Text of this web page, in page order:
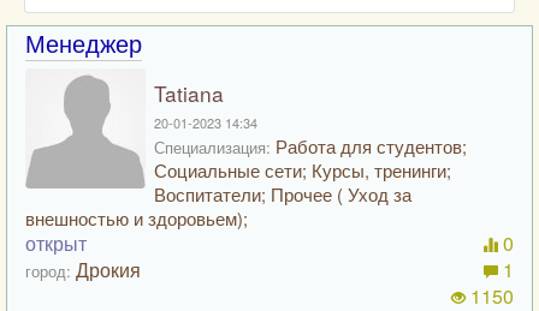
Менеджер
Tatiana
20-01-2023 14:34
Специализация: Работа для студентов;
Социальные сети; Курсы, тренинги;
Воспитатели; Прочее ( Уход за
внешностью и здоровьем);
открыт
город: Дрокия
0
1
1150